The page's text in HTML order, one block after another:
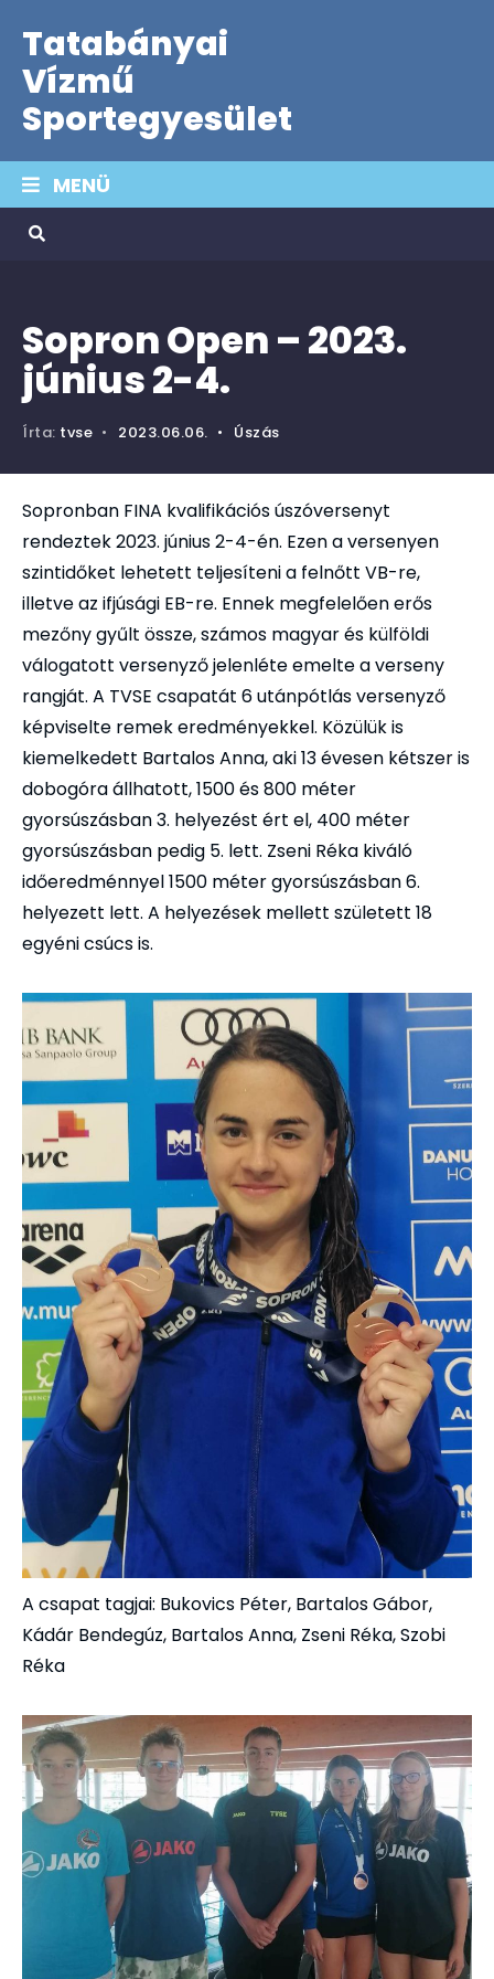
Tatabányai
Vízmű
Sportegyesület
MENÜ
Sopron Open – 2023.
június 2-4.
Írta: tvse • 2023.06.06. • Úszás
Sopronban FINA kvalifikációs úszóversenyt
rendeztek 2023. június 2-4-én. Ezen a versenyen
szintidőket lehetett teljesíteni a felnőtt VB-re,
illetve az ifjúsági EB-re. Ennek megfelelően erős
mezőny gyűlt össze, számos magyar és külföldi
válogatott versenyző jelenléte emelte a verseny
rangját. A TVSE csapatát 6 utánpótlás versenyző
képviselte remek eredményekkel. Közülük is
kiemelkedett Bartalos Anna, aki 13 évesen kétszer is
dobogóra állhatott, 1500 és 800 méter
gyorsúszásban 3. helyezést ért el, 400 méter
gyorsúszásban pedig 5. lett. Zseni Réka kiváló
időeredménnyel 1500 méter gyorsúszásban 6.
helyezett lett. A helyezések mellett született 18
egyéni csúcs is.
A csapat tagjai: Bukovics Péter, Bartalos Gábor,
Kádár Bendegúz, Bartalos Anna, Zseni Réka, Szobi
Réka